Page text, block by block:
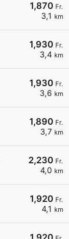
1,870 Fr.
3,1 km
1,930 Fr.
3,4 km
1,930 Fr.
3,6 km
1,890 Fr.
3,7 km
2,230 Fr.
4,0 km
1,920 Fr.
4,1 km